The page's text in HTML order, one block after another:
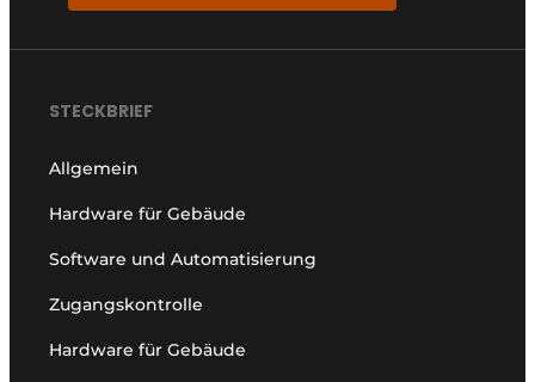
STECKBRIEF
Allgemein
Hardware für Gebäude
Software und Automatisierung
Zugangskontrolle
Hardware für Gebäude